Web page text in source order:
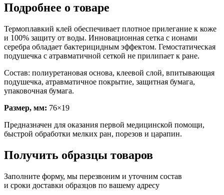
Подробнее о товаре
Термоплавкий клей обеспечивает плотное прилегание к коже
и 100% защиту от воды. Инновационная сетка с ионами
серебра обладает бактерицидным эффектом. Гемостатическая
подушечка с атравматичной сеткой не прилипает к ране.
Состав: полиуретановая основа, клеевой слой, впитывающая
подушечка, атравматичное покрытие, защитная бумага,
упаковочная бумага.
Размер, мм: 76×19
Предназначен для оказания первой медицинской помощи,
быстрой обработки мелких ран, порезов и царапин.
Получить образцы товаров
Заполните форму, мы перезвоним и уточним состав
и сроки доставки образцов по вашему адресу